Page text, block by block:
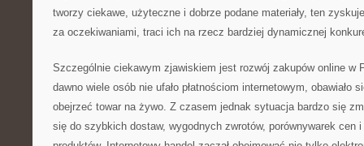
tworzy ciekawe, użyteczne i dobrze podane materiały, ten
za oczekiwaniami, traci ich na rzecz bardziej dynamicznej
Szczególnie ciekawym zjawiskiem jest rozwój zakupów online w
dawno wiele osób nie ufało płatnościom internetowym, obawiało
obejrzeć towar na żywo. Z czasem jednak sytuacja bardzo się
się do szybkich dostaw, wygodnych zwrotów, porównywarek cen